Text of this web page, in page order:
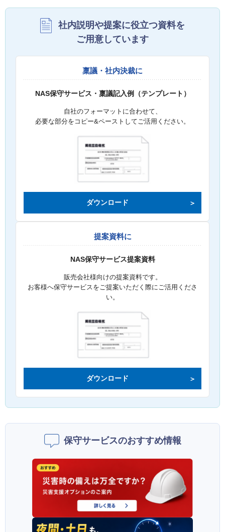
社内説明や提案に役立つ資料を
ご用意しています
稟議・社内決裁に
NAS保守サービス・稟議記入例（テンプレート）
自社のフォーマットに合わせて、
必要な部分をコピー&ペーストしてご活用ください。
ダウンロード
提案資料に
NAS保守サービス提案資料
販売会社様向けの提案資料です。
お客様へ保守サービスをご提案いただく際にご活用くださ
い。
ダウンロード
保守サービスのおすすめ情報